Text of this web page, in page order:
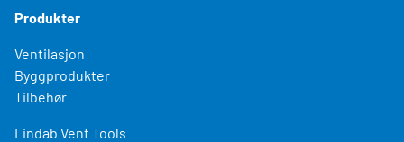
Produkter
Ventilasjon
Byggprodukter
Tilbehør
Lindab Vent Tools